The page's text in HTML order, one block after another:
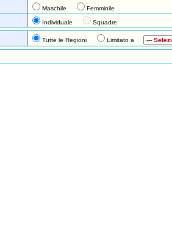
Maschile
Femminile
Individuale
Squadre
Tutte le Regioni Limitato a